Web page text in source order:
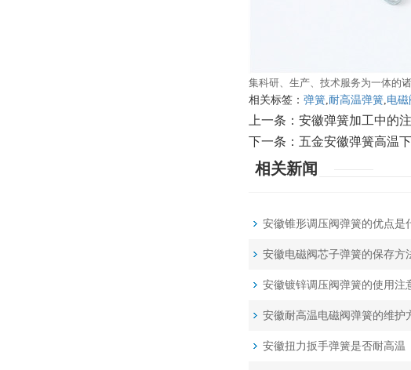
集科研、生产、技术服务为一体的
相关标签： 弹簧,耐高温弹簧,电
上一条： 安徽弹簧加工中的
下一条： 五金安徽弹簧高温
相关新闻
安徽锥形调压阀弹簧的优点是
安徽电磁阀芯子弹簧的保存方
安徽镀锌调压阀弹簧的使用注
安徽耐高温电磁阀弹簧的维护
安徽扭力扳手弹簧是否耐高温